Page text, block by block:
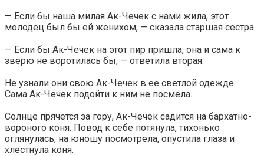
— Если бы наша милая Ак-Чечек с нами жила, этот
молодец был бы ей женихом, — сказала старшая сестра.
— Если бы Ак-Чечек на этот пир пришла, она и сама к
зверю не воротилась бы, — ответила вторая.
Не узнали они свою Ак-Чечек в ее светлой одежде.
Сама Ак-Чечек подойти к ним не посмела.
Солнце прячется за гору, Ак-Чечек садится на бархатно-
вороного коня. Повод к себе потянула, тихонько
оглянулась, на юношу посмотрела, опустила глаза и
хлестнула коня.